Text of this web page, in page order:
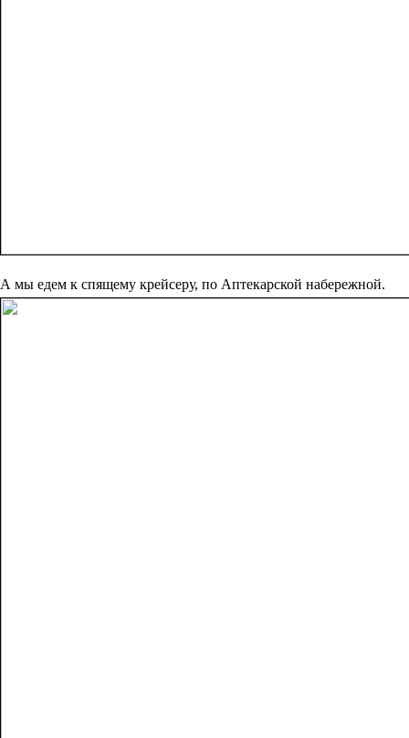
А мы едем к спящему крейсеру, по Аптекарской набережной.